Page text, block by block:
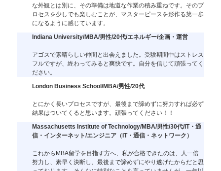
な外観とは別に、その準備は地道な作業の積み重ねです。そのプ
ロセスを少しでも楽しむことが、マスターピースを形作る第一歩
になるように感じています。
Indiana University/MBA/男性/20代/エネルギー/企画・運営
アゴスで素晴らしい仲間と出会えました。受験期間中はストレス
フルですが、終わってみると爽快です。自分を信じて頑張ってく
ださい。
London Business School/MBA/男性/20代
とにかく長いプロセスですが、最後まで諦めずに努力すれば必ず
結果はついてくると思います。頑張ってください！！
Massachusetts Institute of Technology/MBA/男性/30代/IT・通
信・インターネット/エンジニア（IT・通信・ネットワーク）
これからMBA留学を目指す方へ、私が合格できたのは、人一倍
努力し、素早く決断し、最後まで諦めずにやり遂げたからだと思